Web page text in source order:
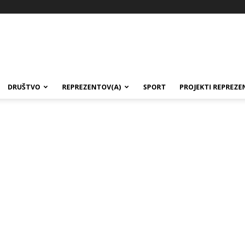
DRUŠTVO REPREZENTOV(A) SPORT PROJEKTI